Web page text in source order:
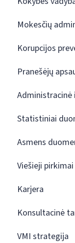
Mokesčių
Korupcijos
Pranešėjų
Statistiniai
Asmens
Viešieji pirkimai
Karjera
Konsultacinė
VMI strategija